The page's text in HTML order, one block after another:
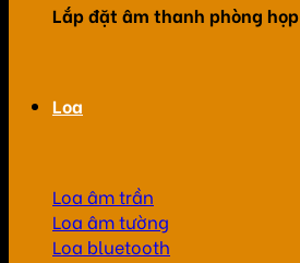
Lắp đặt âm thanh phòng
Loa
Loa âm trần
Loa âm tường
Loa bluetooth